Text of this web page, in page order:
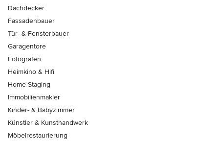
Dachdecker
Fassadenbauer
Tür- & Fensterbauer
Garagentore
Fotografen
Heimkino & Hifi
Home Staging
Immobilienmakler
Kinder- & Babyzimmer
Künstler & Kunsthandwerk
Möbelrestaurierung